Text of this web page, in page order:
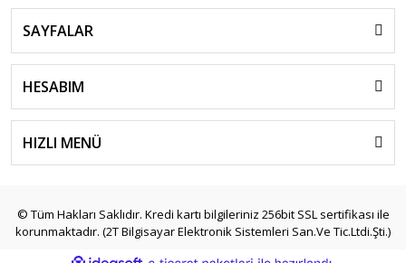
SAYFALAR
HESABIM
HIZLI MENÜ
© Tüm Hakları Saklıdır. Kredi kartı bilgileriniz 256bit SSL sertifikası ile
korunmaktadır. (2T Bilgisayar Elektronik Sistemleri San.Ve Tic.Ltdi.Şti.)